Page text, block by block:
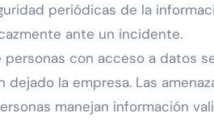
periódicas de la
ante un incidente.
personas con acceso a datos
dejado la empresa. Las
manejan información